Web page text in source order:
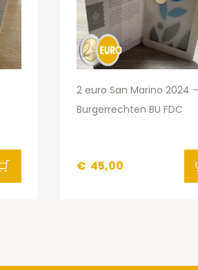
2 euro San Marino 2024 -
Burgerrechten BU FDC
€ 45,00